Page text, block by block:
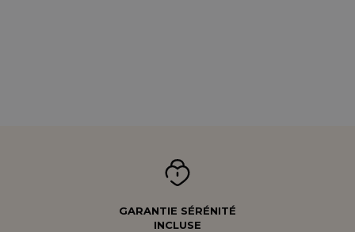
GARANTIE SÉRÉNITÉ
INCLUSE